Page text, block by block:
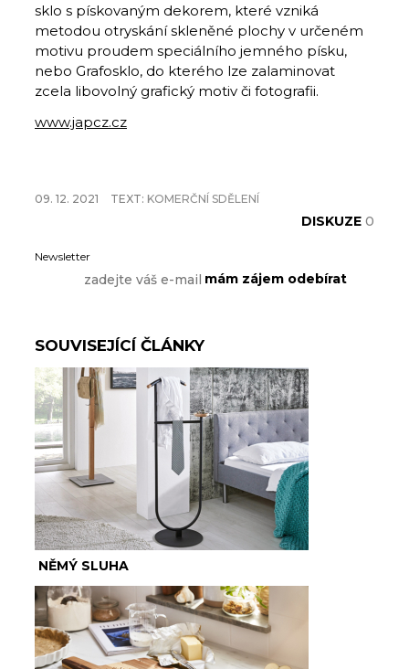
sklo s pískovaným dekorem, které vzniká
metodou otryskání skleněné plochy v určeném
motivu proudem speciálního jemného písku,
nebo Grafosklo, do kterého lze zalaminovat
zcela libovolný grafický motiv či fotografii.
www.japcz.cz
09. 12. 2021 TEXT: KOMERČNÍ SDĚLENÍ
DISKUZE 0
Newsletter
SOUVISEJÍCÍ ČLÁNKY
NĚMÝ SLUHA